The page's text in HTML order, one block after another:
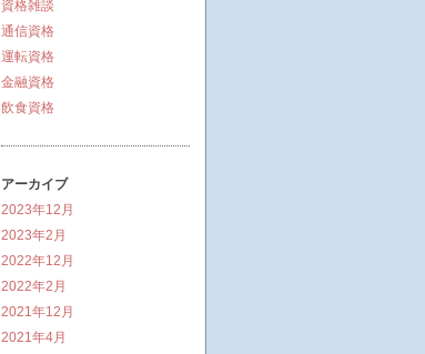
資格雑談
通信資格
運転資格
金融資格
飲食資格
アーカイブ
2023年12月
2023年2月
2022年12月
2022年2月
2021年12月
2021年4月